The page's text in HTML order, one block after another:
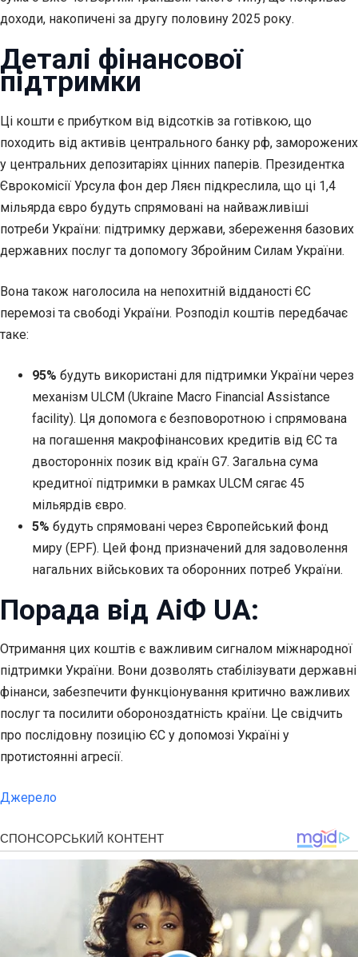
доходи, накопичені за другу половину 2025 року.
Деталі фінансової
підтримки
Ці кошти є прибутком від відсотків за готівкою, що
походить від активів центрального банку рф, заморожених
у центральних депозитаріях цінних паперів. Президентка
Єврокомісії Урсула фон дер Ляєн підкреслила, що ці 1,4
мільярда євро будуть спрямовані на найважливіші
потреби України: підтримку держави, збереження базових
державних послуг та допомогу Збройним Силам України.
Вона також наголосила на непохитній відданості ЄС
перемозі та свободі України. Розподіл коштів передбачає
таке:
95% будуть використані для підтримки України через
механізм ULCM (Ukraine Macro Financial Assistance
facility). Ця допомога є безповоротною і спрямована
на погашення макрофінансових кредитів від ЄС та
двосторонніх позик від країн G7. Загальна сума
кредитної підтримки в рамках ULCM сягає 45
мільярдів євро.
5% будуть спрямовані через Європейський фонд
миру (EPF). Цей фонд призначений для задоволення
нагальних військових та оборонних потреб України.
Порада від АіФ UA:
Отримання цих коштів є важливим сигналом міжнародної
підтримки України. Вони дозволять стабілізувати державні
фінанси, забезпечити функціонування критично важливих
послуг та посилити обороноздатність країни. Це свідчить
про послідовну позицію ЄС у допомозі Україні у
протистоянні агресії.
Джерело